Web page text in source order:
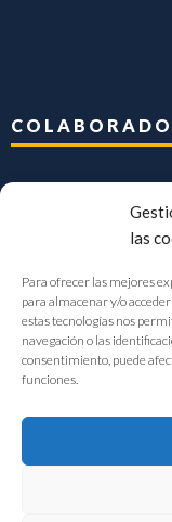
las
Para ofrecer las mejores
para almacenar y/o
estas tecnologías nos
navegación o las
consentimiento, puede
funciones.